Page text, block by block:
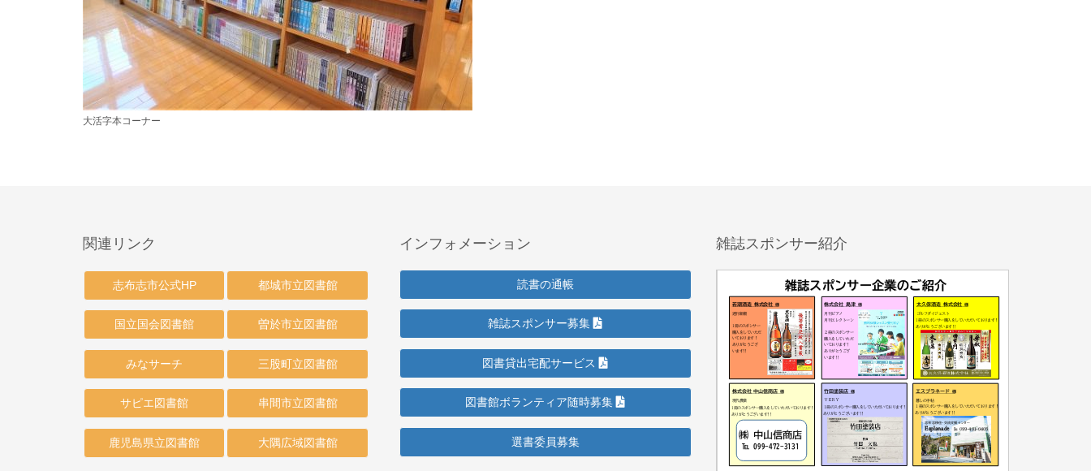
大活字本コーナー
関連リンク
志布志市公式HP
国立国会図書館
みなサーチ
サピエ図書館
鹿児島県立図書館
都城市立図書館
曽於市立図書館
三股町立図書館
串間市立図書館
大隅広域図書館
インフォメーション
読書の通帳
雑誌スポンサー募集
図書貸出宅配サービス
図書館ボランティア随時募集
選書委員募集
雑誌スポンサー紹介